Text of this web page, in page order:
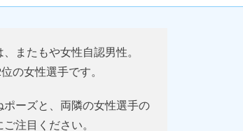
またもや女性自認男性。
の女性選手です。
ーズと、両隣の女性選手の
注目ください。